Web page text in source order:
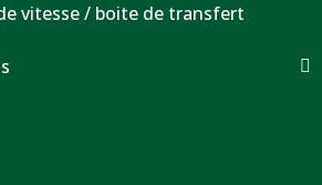
vitesse / boite de transfert